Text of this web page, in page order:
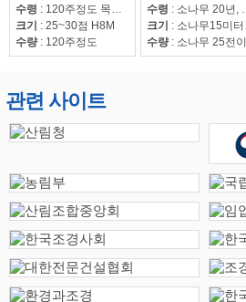
수령 : 120주정도 목대 50만
크기 : 25~30점 H8M
수량 : 120주정도
수령 : 소나무 20년, 오디뽕나무7년
크기 : 소나무15미터이상
수량 : 소나무 25전이상85수, 25전이하220수, 뽕나무 42수
관련 사이트